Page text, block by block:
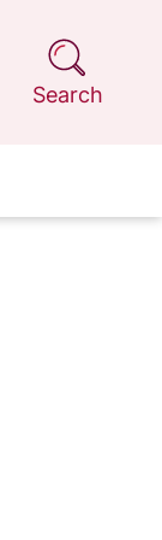
Search
at 1177.se